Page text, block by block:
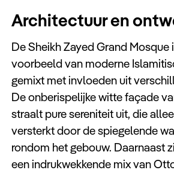
Architectuur en
De Sheikh Zayed Grand Mosque
voorbeeld van moderne
gemixt met invloeden uit
De onberispelijke witte façade
straalt pure sereniteit uit, die
versterkt door de spiegelende
rondom het gebouw. Daarnaast
een indrukwekkende mix van